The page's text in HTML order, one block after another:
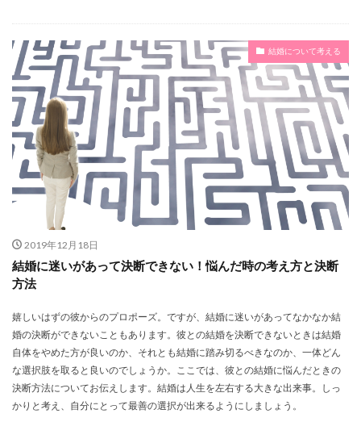
結婚について考える
2019年12月18日
結婚に迷いがあって決断できない！悩んだ時の考え方と決断
方法
嬉しいはずの彼からのプロポーズ。ですが、結婚に迷いがあってなかなか結
婚の決断ができないこともあります。彼との結婚を決断できないときは結婚
自体をやめた方が良いのか、それとも結婚に踏み切るべきなのか、一体どん
な選択肢を取ると良いのでしょうか。ここでは、彼との結婚に悩んだときの
決断方法についてお伝えします。結婚は人生を左右する大きな出来事。しっ
かりと考え、自分にとって最善の選択が出来るようにしましょう。